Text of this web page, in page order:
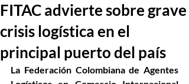
FITAC advierte sobre grave
crisis logística en el
principal puerto del país
La Federación Colombiana de Agentes